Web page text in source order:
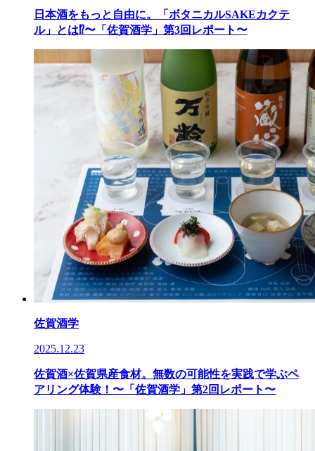
日本酒をもっと自由に。「ボタニカルSAKEカクテ
ル」とは⁉︎〜「佐賀酒学」第3回レポート〜
佐賀酒学
2025.12.23
佐賀酒×佐賀県産食材。無数の可能性を実践で学ぶペ
アリング体験！〜「佐賀酒学」第2回レポート〜